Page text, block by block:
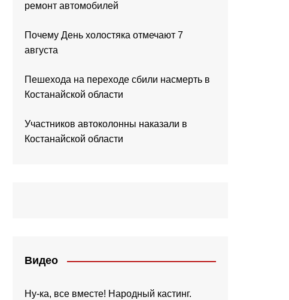
ремонт автомобилей
Почему День холостяка отмечают 7
августа
Пешехода на переходе сбили насмерть в
Костанайской области
Участников автоколонны наказали в
Костанайской области
Видео
Ну-ка, все вместе! Народный кастинг.